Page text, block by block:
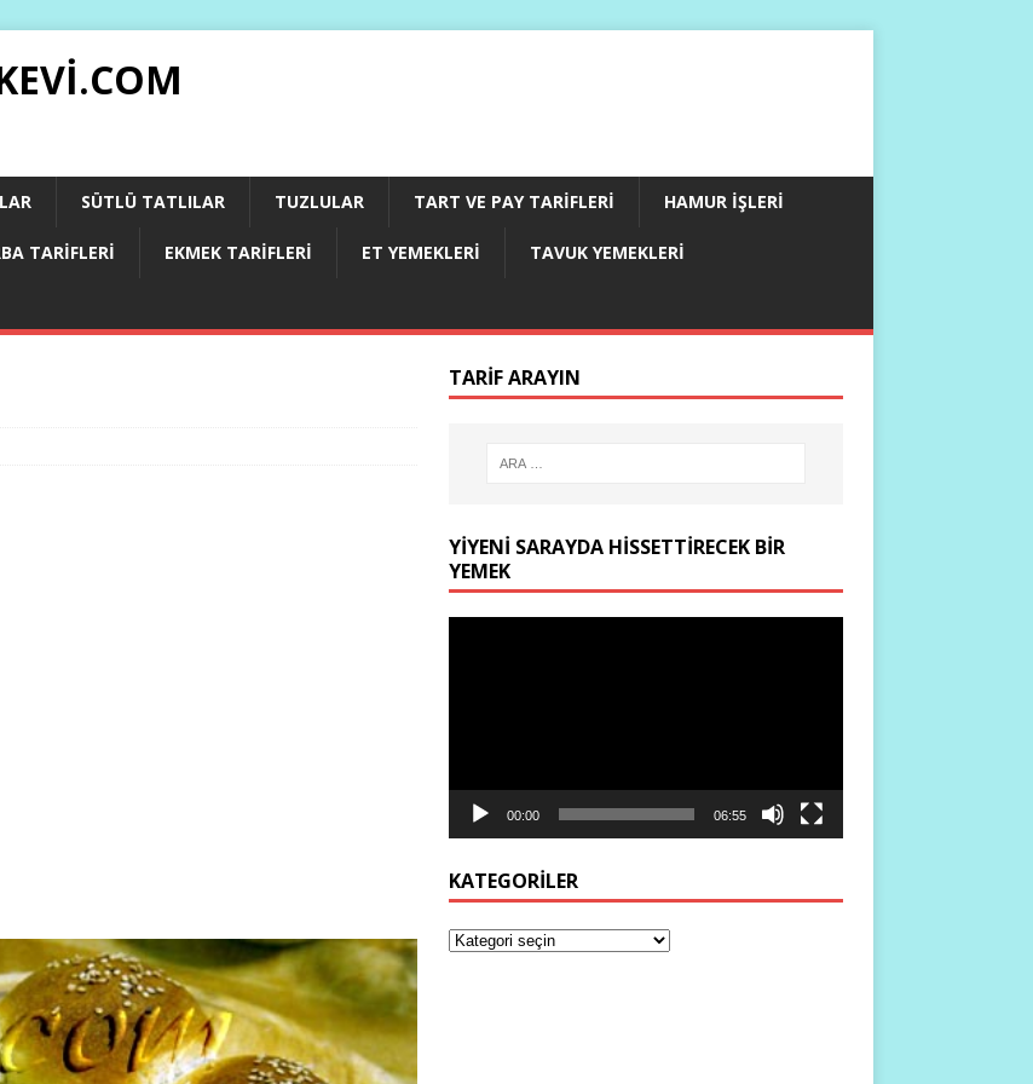
SÜTLÜ TATLILAR TUZLULAR TART VE PAY TARIFLERI HAMUR İŞLERI
TARIFLERI EKMEK TARIFLERI ET YEMEKLERI TAVUK YEMEKLERI
TARIF ARAYIN
YIYENI SARAYDA HISSETTIRECEK BIR
YEMEK
00:00 06:55
KATEGORILER